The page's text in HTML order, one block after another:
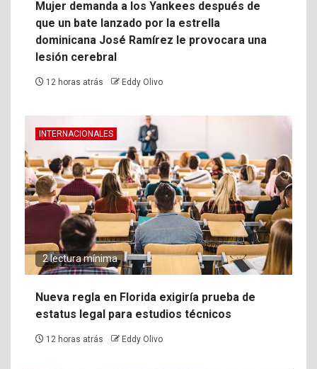
Mujer demanda a los Yankees después de
que un bate lanzado por la estrella
dominicana José Ramírez le provocara una
lesión cerebral
12 horas atrás Eddy Olivo
INTERNACIONALES
2 lectura mínima
Nueva regla en Florida exigiría prueba de
estatus legal para estudios técnicos
12 horas atrás Eddy Olivo